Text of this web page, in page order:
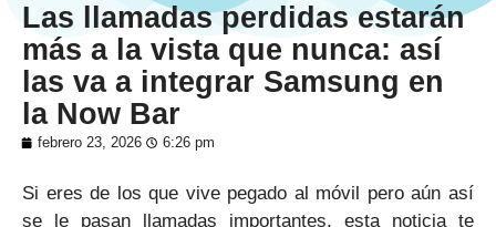
Las llamadas perdidas estarán
más a la vista que nunca: así
las va a integrar Samsung en
la Now Bar
febrero 23, 2026 6:26 pm
Si eres de los que vive pegado al móvil pero aún así
se le pasan llamadas importantes, esta noticia te